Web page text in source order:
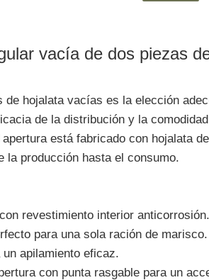
vacía de dos piezas
hojalata vacías es la elección
de la distribución y la
está fabricado con hojalata
la producción hasta el consumo.
revestimiento interior anticorrosión.
para una sola ración de marisco.
apilamiento eficaz.
con punta rasgable para un